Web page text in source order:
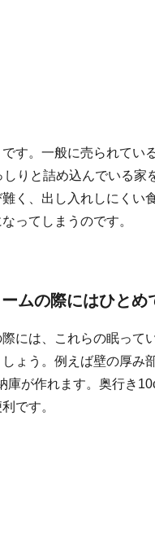
す。一般に売られてい
りと詰め込んでいる
く、出し入れしにくい
ってしまうのです。
ムの際にはひとめ
には、これらの眠って
ょう。例えば壁の厚み
庫が作れます。奥行き
です。